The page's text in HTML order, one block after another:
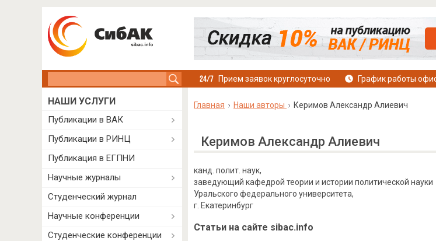
Прием заявок круглосуточно График работы
Главная Наши авторы Керимов Александр Алиевич
Керимов Александр Алиевич
канд. полит. наук,
заведующий кафедрой теории и истории политической науки
Уральского федерального университета,
г. Екатеринбург
Статьи на сайте sibac.info
НАШИ УСЛУГИ
Публикации в ВАК
Публикации в РИНЦ
Публикация в ЕГПНИ
Научные журналы
Студенческий журнал
Научные конференции
Студенческие конференции